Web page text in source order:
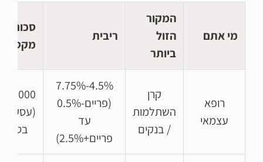
מי אתם
המקור
הזול
ביותר
ריבית
סכום
רופא
עצמאי
קרן
השתלמות
/ בנקים
4.5%-7.75%
(פריים-0.5%
עד
פריים+2.5%)